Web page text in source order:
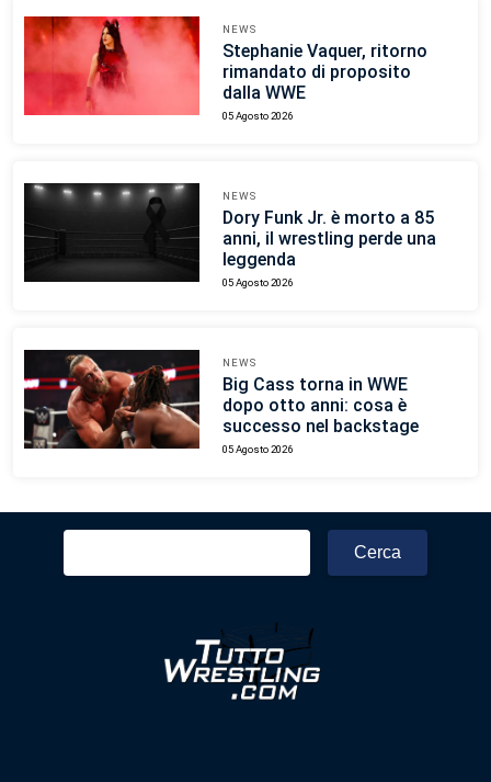
NEWS
Stephanie Vaquer, ritorno
rimandato di proposito
dalla WWE
05 Agosto 2026
NEWS
Dory Funk Jr. è morto a 85
anni, il wrestling perde una
leggenda
05 Agosto 2026
NEWS
Big Cass torna in WWE
dopo otto anni: cosa è
successo nel backstage
05 Agosto 2026
Ricerca